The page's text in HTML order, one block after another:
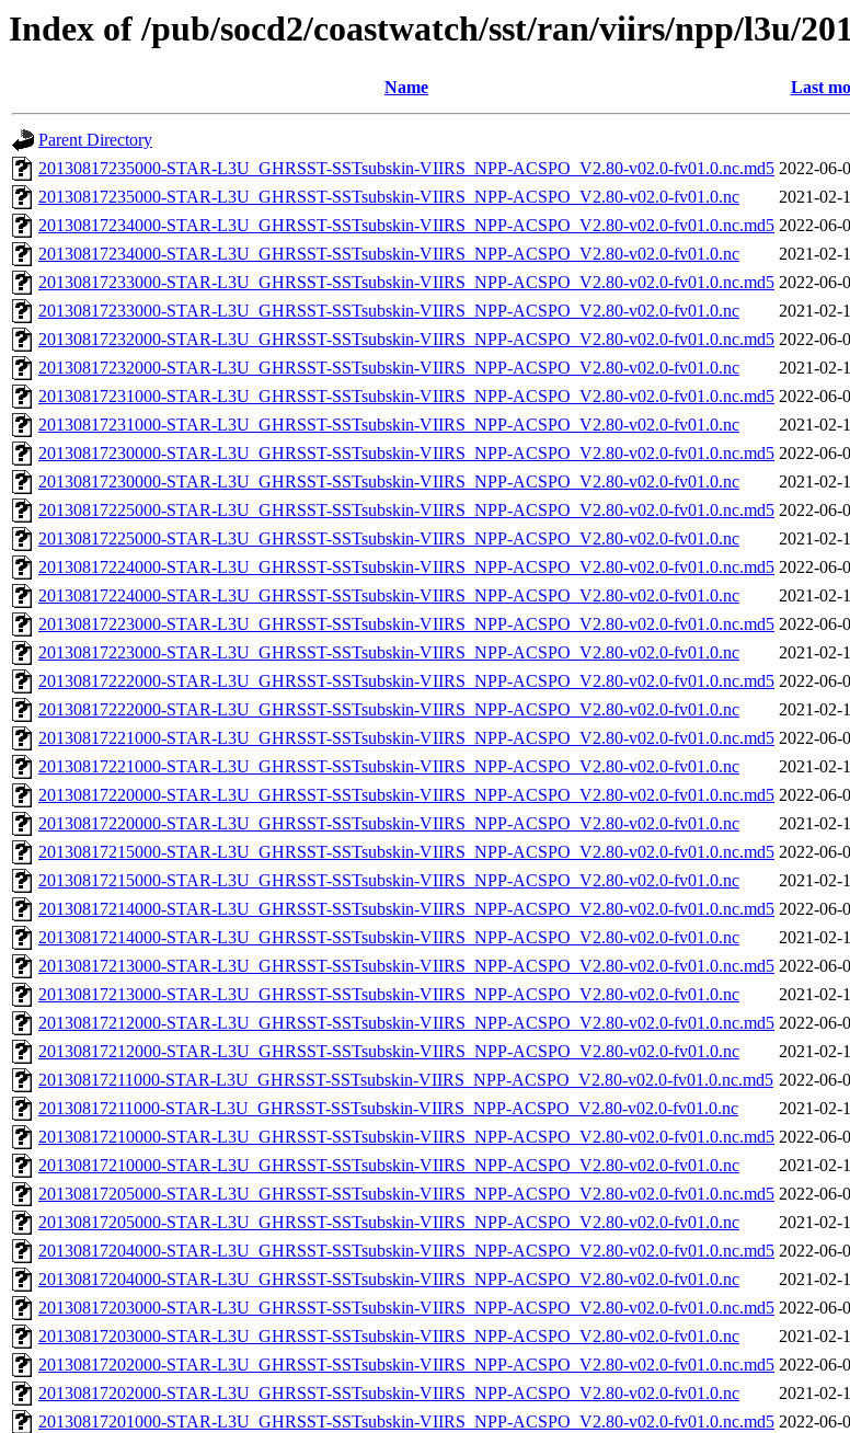
Index of /pub/socd2/coastwatch/sst/ran/viirs/npp/l3u/
Name Last
Parent Directory
20130817235000-STAR-L3U_GHRSST-SSTsubskin-VIIRS_NPP-ACSPO_V2.80-v02.0-fv01.0.nc.md5 2022-06-
20130817235000-STAR-L3U_GHRSST-SSTsubskin-VIIRS_NPP-ACSPO_V2.80-v02.0-fv01.0.nc
2021-02-
20130817234000-STAR-L3U_GHRSST-SSTsubskin-VIIRS_NPP-ACSPO_V2.80-v02.0-fv01.0.nc.md5 2022-06-
20130817234000-STAR-L3U_GHRSST-SSTsubskin-VIIRS_NPP-ACSPO_V2.80-v02.0-fv01.0.nc
2021-02-
20130817233000-STAR-L3U_GHRSST-SSTsubskin-VIIRS_NPP-ACSPO_V2.80-v02.0-fv01.0.nc.md5 2022-06-
20130817233000-STAR-L3U_GHRSST-SSTsubskin-VIIRS_NPP-ACSPO_V2.80-v02.0-fv01.0.nc
2021-02-
20130817232000-STAR-L3U_GHRSST-SSTsubskin-VIIRS_NPP-ACSPO_V2.80-v02.0-fv01.0.nc.md5 2022-06-
20130817232000-STAR-L3U_GHRSST-SSTsubskin-VIIRS_NPP-ACSPO_V2.80-v02.0-fv01.0.nc
2021-02-
20130817231000-STAR-L3U_GHRSST-SSTsubskin-VIIRS_NPP-ACSPO_V2.80-v02.0-fv01.0.nc.md5 2022-06-
20130817231000-STAR-L3U_GHRSST-SSTsubskin-VIIRS_NPP-ACSPO_V2.80-v02.0-fv01.0.nc
2021-02-
20130817230000-STAR-L3U_GHRSST-SSTsubskin-VIIRS_NPP-ACSPO_V2.80-v02.0-fv01.0.nc.md5 2022-06-
20130817230000-STAR-L3U_GHRSST-SSTsubskin-VIIRS_NPP-ACSPO_V2.80-v02.0-fv01.0.nc
2021-02-
20130817225000-STAR-L3U_GHRSST-SSTsubskin-VIIRS_NPP-ACSPO_V2.80-v02.0-fv01.0.nc.md5 2022-06-
20130817225000-STAR-L3U_GHRSST-SSTsubskin-VIIRS_NPP-ACSPO_V2.80-v02.0-fv01.0.nc
2021-02-
20130817224000-STAR-L3U_GHRSST-SSTsubskin-VIIRS_NPP-ACSPO_V2.80-v02.0-fv01.0.nc.md5 2022-06-
20130817224000-STAR-L3U_GHRSST-SSTsubskin-VIIRS_NPP-ACSPO_V2.80-v02.0-fv01.0.nc
2021-02-
20130817223000-STAR-L3U_GHRSST-SSTsubskin-VIIRS_NPP-ACSPO_V2.80-v02.0-fv01.0.nc.md5 2022-06-
20130817223000-STAR-L3U_GHRSST-SSTsubskin-VIIRS_NPP-ACSPO_V2.80-v02.0-fv01.0.nc
2021-02-
20130817222000-STAR-L3U_GHRSST-SSTsubskin-VIIRS_NPP-ACSPO_V2.80-v02.0-fv01.0.nc.md5 2022-06-
20130817222000-STAR-L3U_GHRSST-SSTsubskin-VIIRS_NPP-ACSPO_V2.80-v02.0-fv01.0.nc
2021-02-
20130817221000-STAR-L3U_GHRSST-SSTsubskin-VIIRS_NPP-ACSPO_V2.80-v02.0-fv01.0.nc.md5 2022-06-
20130817221000-STAR-L3U_GHRSST-SSTsubskin-VIIRS_NPP-ACSPO_V2.80-v02.0-fv01.0.nc
2021-02-
20130817220000-STAR-L3U_GHRSST-SSTsubskin-VIIRS_NPP-ACSPO_V2.80-v02.0-fv01.0.nc.md5 2022-06-
20130817220000-STAR-L3U_GHRSST-SSTsubskin-VIIRS_NPP-ACSPO_V2.80-v02.0-fv01.0.nc
2021-02-
20130817215000-STAR-L3U_GHRSST-SSTsubskin-VIIRS_NPP-ACSPO_V2.80-v02.0-fv01.0.nc.md5 2022-06-
20130817215000-STAR-L3U_GHRSST-SSTsubskin-VIIRS_NPP-ACSPO_V2.80-v02.0-fv01.0.nc
2021-02-
20130817214000-STAR-L3U_GHRSST-SSTsubskin-VIIRS_NPP-ACSPO_V2.80-v02.0-fv01.0.nc.md5 2022-06-
20130817214000-STAR-L3U_GHRSST-SSTsubskin-VIIRS_NPP-ACSPO_V2.80-v02.0-fv01.0.nc
2021-02-
20130817213000-STAR-L3U_GHRSST-SSTsubskin-VIIRS_NPP-ACSPO_V2.80-v02.0-fv01.0.nc.md5 2022-06-
20130817213000-STAR-L3U_GHRSST-SSTsubskin-VIIRS_NPP-ACSPO_V2.80-v02.0-fv01.0.nc
2021-02-
20130817212000-STAR-L3U_GHRSST-SSTsubskin-VIIRS_NPP-ACSPO_V2.80-v02.0-fv01.0.nc.md5 2022-06-
20130817212000-STAR-L3U_GHRSST-SSTsubskin-VIIRS_NPP-ACSPO_V2.80-v02.0-fv01.0.nc
2021-02-
20130817211000-STAR-L3U_GHRSST-SSTsubskin-VIIRS_NPP-ACSPO_V2.80-v02.0-fv01.0.nc.md5 2022-06-
20130817211000-STAR-L3U_GHRSST-SSTsubskin-VIIRS_NPP-ACSPO_V2.80-v02.0-fv01.0.nc
2021-02-
20130817210000-STAR-L3U_GHRSST-SSTsubskin-VIIRS_NPP-ACSPO_V2.80-v02.0-fv01.0.nc.md5 2022-06-
20130817210000-STAR-L3U_GHRSST-SSTsubskin-VIIRS_NPP-ACSPO_V2.80-v02.0-fv01.0.nc
2021-02-
20130817205000-STAR-L3U_GHRSST-SSTsubskin-VIIRS_NPP-ACSPO_V2.80-v02.0-fv01.0.nc.md5 2022-06-
20130817205000-STAR-L3U_GHRSST-SSTsubskin-VIIRS_NPP-ACSPO_V2.80-v02.0-fv01.0.nc
2021-02-
20130817204000-STAR-L3U_GHRSST-SSTsubskin-VIIRS_NPP-ACSPO_V2.80-v02.0-fv01.0.nc.md5 2022-06-
20130817204000-STAR-L3U_GHRSST-SSTsubskin-VIIRS_NPP-ACSPO_V2.80-v02.0-fv01.0.nc
2021-02-
20130817203000-STAR-L3U_GHRSST-SSTsubskin-VIIRS_NPP-ACSPO_V2.80-v02.0-fv01.0.nc.md5 2022-06-
20130817203000-STAR-L3U_GHRSST-SSTsubskin-VIIRS_NPP-ACSPO_V2.80-v02.0-fv01.0.nc
2021-02-
20130817202000-STAR-L3U_GHRSST-SSTsubskin-VIIRS_NPP-ACSPO_V2.80-v02.0-fv01.0.nc.md5 2022-06-
20130817202000-STAR-L3U_GHRSST-SSTsubskin-VIIRS_NPP-ACSPO_V2.80-v02.0-fv01.0.nc
2021-02-
20130817201000-STAR-L3U_GHRSST-SSTsubskin-VIIRS_NPP-ACSPO_V2.80-v02.0-fv01.0.nc.md5 2022-06-